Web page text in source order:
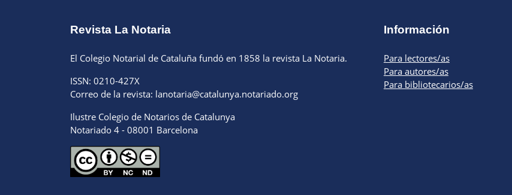
Revista La Notaria
El Colegio Notarial de Cataluña fundó en 1858 la revista La Notaria.
ISSN: 0210-427X
Correo de la revista: lanotaria@catalunya.notariado.org
Ilustre Colegio de Notarios de Catalunya
Notariado 4 - 08001 Barcelona
Información
Para lectores/as
Para autores/as
Para bibliotecarios/as